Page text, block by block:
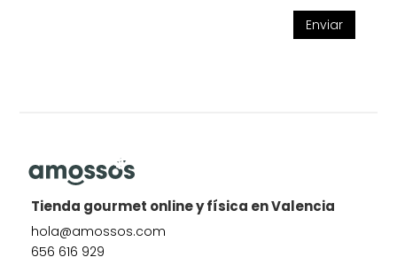
Enviar
Tienda gourmet online y física en Valencia
hola@amossos.com
656 616 929